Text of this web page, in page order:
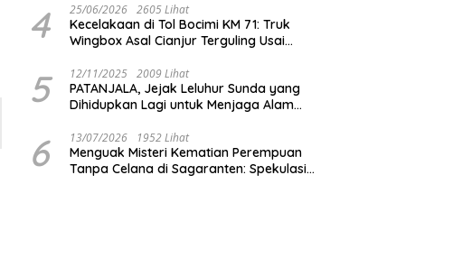
4 25/06/2026 2605 Lihat
Kecelakaan di Tol Bocimi KM 71: Truk
Wingbox Asal Cianjur Terguling Usai
RS Sekarwangi
5 12/11/2025 2009 Lihat
PATANJALA, Jejak Leluhur Sunda yang
Dihidupkan Lagi untuk Menjaga Alam
6 13/07/2026 1952 Lihat
Menguak Misteri Kematian Perempuan
Tanpa Celana di Sagaranten: Spekulasi